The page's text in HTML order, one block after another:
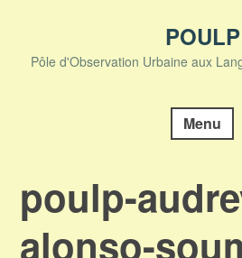
content
POULP
Pôle d'Observation Urbaine aux
Menu
poulp-
alonso-